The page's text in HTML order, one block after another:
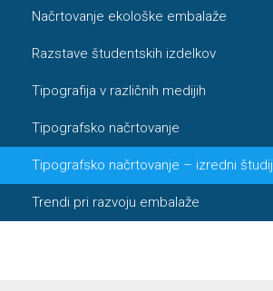
Načrtovanje ekološke embalaže
Razstave študentskih izdelkov
Tipografija v različnih medijih
Tipografsko načrtovanje
Tipografsko načrtovanje – izredni študij
Trendi pri razvoju embalaže